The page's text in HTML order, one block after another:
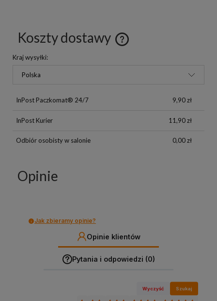
Koszty dostawy
Kraj wysyłki:
InPost Paczkomat® 24/7 9,90 zł
InPost Kurier 11,90 zł
Odbiór osobisty w salonie 0,00 zł
Opinie
Jak zbieramy opinie?
Opinie klientów
Pytania i odpowiedzi (0)
Wyczyść Szukaj